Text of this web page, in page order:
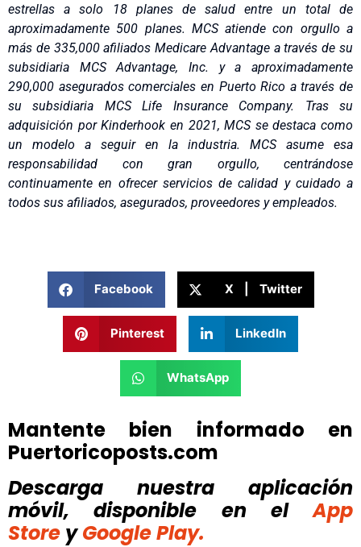
estrellas a solo 18 planes de salud entre un total de
aproximadamente 500 planes. MCS atiende con orgullo a
más de 335,000 afiliados Medicare Advantage a través de su
subsidiaria MCS Advantage, Inc. y a aproximadamente
290,000 asegurados comerciales en Puerto Rico a través de
su subsidiaria MCS Life Insurance Company. Tras su
adquisición por Kinderhook en 2021, MCS se destaca como
un modelo a seguir en la industria. MCS asume esa
responsabilidad con gran orgullo, centrándose
continuamente en ofrecer servicios de calidad y cuidado a
todos sus afiliados, asegurados, proveedores y empleados.
Facebook X | Twitter
Pinterest LinkedIn
WhatsApp
Mantente bien informado en
Puertoricoposts.com
Descarga nuestra aplicación
móvil, disponible
en el
App
Store y Google Play.